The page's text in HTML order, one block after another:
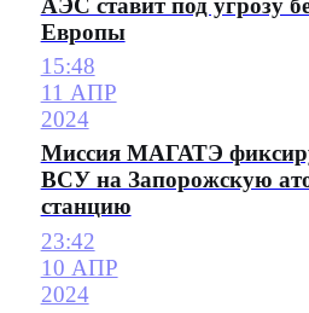
АЭС ставит под угрозу
Европы
15:48
11 АПР
2024
Миссия МАГАТЭ
ВСУ на Запорожскую
станцию
23:42
10 АПР
2024